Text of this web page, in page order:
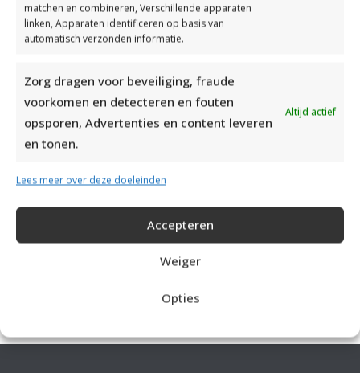
matchen en combineren, Verschillende apparaten
linken, Apparaten identificeren op basis van
automatisch verzonden informatie.
Zorg dragen voor beveiliging, fraude
voorkomen en detecteren en fouten
opsporen, Advertenties en content leveren
en tonen.
Altijd actief
Lees meer over deze doeleinden
Accepteren
Weiger
Opties